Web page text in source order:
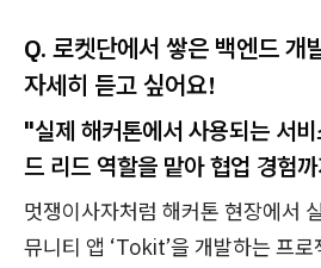
Q. 로켓단에서 쌓은 백엔드 개
자세히 듣고 싶어요!
"실제 해커톤에서 사용되는 서
드 리드 역할을 맡아 협업 경험
멋쟁이사자처럼 해커톤 현장에서
뮤니티 앱 ‘Tokit’을 개발하는 프